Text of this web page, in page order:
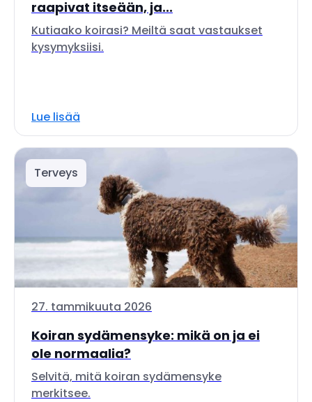
raapivat itseään, ja...
Kutiaako koirasi? Meiltä saat vastaukset
kysymyksiisi.
Lue lisää
Terveys
27. tammikuuta 2026
Koiran sydämensyke: mikä on ja ei
ole normaalia?
Selvitä, mitä koiran sydämensyke
merkitsee.